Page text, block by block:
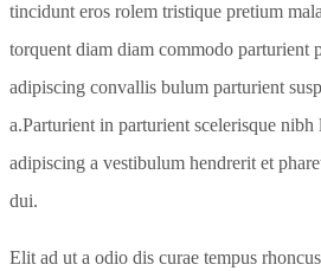
tincidunt eros rolem tristique pretium
torquent diam diam commodo parturient
adipiscing convallis bulum parturient
a.Parturient in parturient scelerisque nibh
adipiscing a vestibulum hendrerit et
dui.
Elit ad ut a odio dis curae tempus